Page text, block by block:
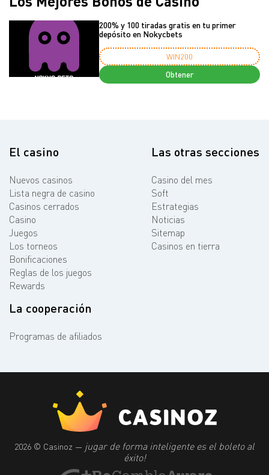
200% y 100 tiradas gratis en tu primer
depósito en Nokycbets
WIN200
Obtener
El casino
Nuevos casinos
Lista negra de casino
Casinos cerrados
Casino
Juegos
Los torneos
Bonificaciones
Reglas de los juegos
Rewards
Las otras secciones
Casino del mes
Soft
Estrategias
Noticias
Sitemap
Casinos en tierra
La cooperación
Programas de afiliados
2026 © Casinoz — jugar de forma inteligente es el boleto al
éxito!